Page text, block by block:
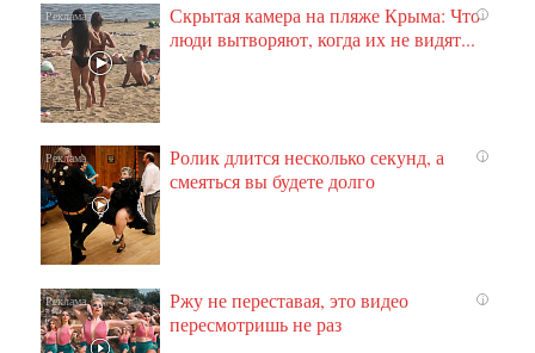
i
Скрытая камера на пляже Крыма: Что
люди вытворяют, когда их не видят...
i
Ролик длится несколько секунд, а
смеяться вы будете долго
i
Ржу не переставая, это видео
пересмотришь не раз